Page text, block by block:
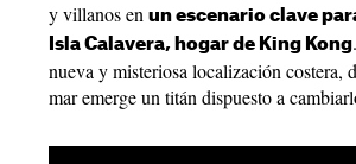
y villanos en un escenario clave
Isla Calavera, hogar de King Kong
nueva y misteriosa localización costera,
mar emerge un titán dispuesto a